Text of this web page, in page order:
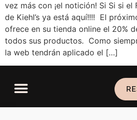
vez más con ¡el notición! Si Si si el
de Kiehl’s ya está aquí!!!! El
ofrece en su tienda online el 20%
todos sus productos. Como
la web tendrán aplicado el […]